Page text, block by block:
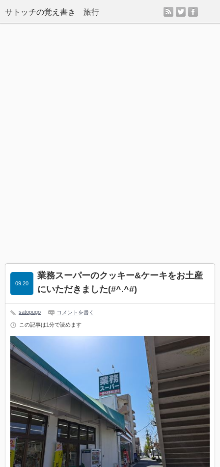
サトッチの覚え書き 旅行 rss twitter
業務スーパーのクッキー&ケーキをお土産
にいただきました(#^.^#)
09.20
satopugo コメントを書く
この記事は1分で読めます